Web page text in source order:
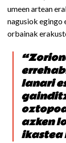
umeen artean
nagusiok egingo
orbainak
lanari
azken
ikastea